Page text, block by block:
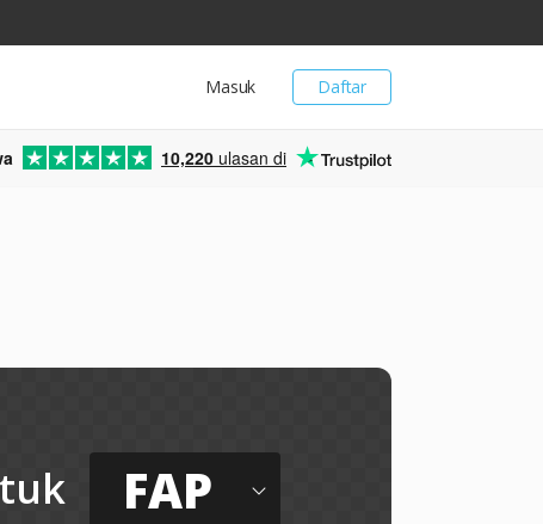
Daftar
Masuk
10,220 ulasan di
FAP